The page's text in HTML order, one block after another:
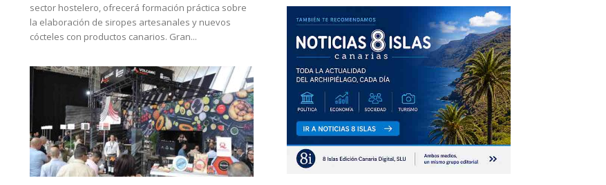
sector hostelero, ofrecerá formación práctica sobre
la elaboración de siropes artesanales y nuevos
cócteles con productos canarios. Gran...